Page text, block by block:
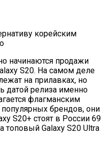
корейским
начинаются продажи
S20. На самом деле
на прилавках, но
датой релиза именно
флагманским
брендов, они
S20+ стоят в России 69
топовый Galaxy S20 Ultra